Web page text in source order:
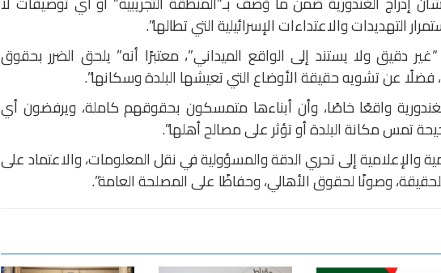
التهديدات والاعتداءات الإسرائيلية التي تطالها”.
دقيق ولا يستند إلى الواقع الميداني”، معتبرًا أنه” يلحق الضرر بحقوق
فضلًا عن تشويه حقيقة الأوضاع التي تعيشها البلدة وسكانها”.
واقعًا خاصًا، وأن أبناءها متمسكون بحقوقهم كاملة، ويرفضون أي
تمس مكانة البلدة أو تؤثر على مصالح أهلها”.
والإعلامية إلى تحري الدقة والمسؤولية في نقل المعلومات، والاعتماد على
وصونًا لحقوق الأهالي، وحفاظًا على المصلحة العامة”.